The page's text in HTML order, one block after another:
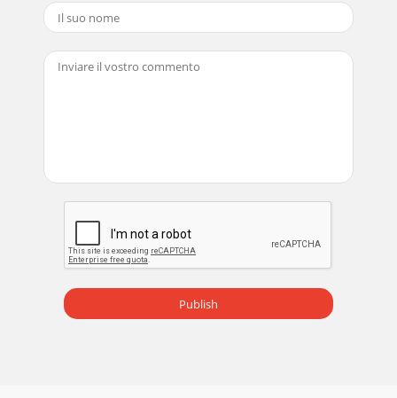
L5 i 20100121.indd Abs3:6 21.01.2010 15:35:29 Uhr21.01.2010
15:35:29 Uhr
Pagina 20
Sie nach dem Auspacken sowie vor jedem Gebrauch, ob der
Pagina 22 - For your safety
DE / AT / CH - 3DE AT CH Gefahr
Verpuffungsgefahr!Entzündliche Flüssigkeiten, die in die
Verpuffungen.N
Publish